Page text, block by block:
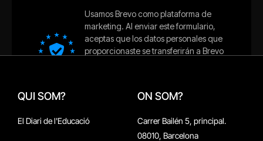
QUI SOM?
El Diari de l'Educació
ON SOM?
Carrer Bailén 5, principal.
08010, Barcelona